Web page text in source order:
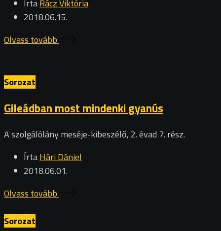
ÍrtaRácz Viktória
2018.06.15.
Olvass tovább
Sorozat
Gileádban most mindenki gyanús
A szolgálólány meséje-kibeszélő, 2. évad 7. rész.
ÍrtaHári Dániel
2018.06.01.
Olvass tovább
Sorozat